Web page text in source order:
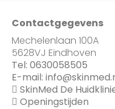
Contactgegevens
Mechelenlaan 100A
5628VJ Eindhoven
Tel: 0630058505
E-mail:
SkinMed De
Openingstijden